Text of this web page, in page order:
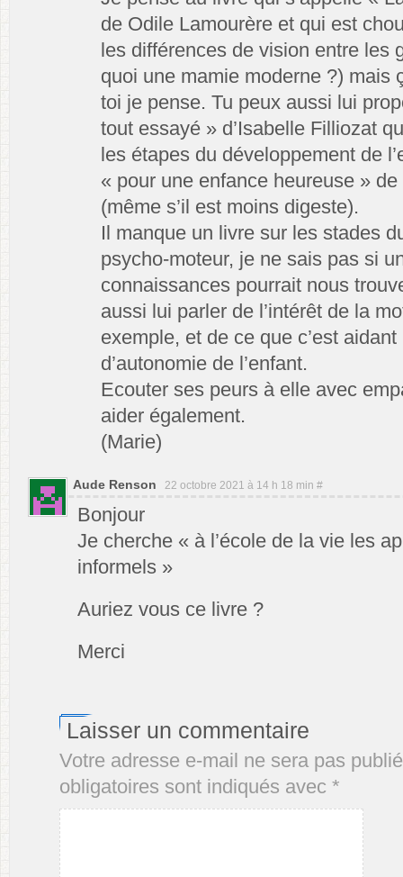
de Odile Lamourère et qui est
les différences de vision entre les
quoi une mamie moderne ?) mais
toi je pense. Tu peux aussi lui
tout essayé » d’Isabelle Filliozat
les étapes du développement de
« pour une enfance heureuse »
(même s’il est moins digeste).
Il manque un livre sur les stades
psycho-moteur, je ne sais pas si
connaissances pourrait nous
aussi lui parler de l’intérêt de la
exemple, et de ce que c’est
d’autonomie de l’enfant.
Ecouter ses peurs à elle avec
aider également.
(Marie)
Aude Renson 22 octobre 2021 à 14 h 18 min #
Bonjour
Je cherche « à l’école de la vie les
informels »
Auriez vous ce livre ?
Merci
Laisser un commentaire
Votre adresse e-mail ne sera pas
obligatoires sont indiqués avec *